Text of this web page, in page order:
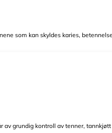
som kan skyldes karies,
av grundig kontroll av tenner,